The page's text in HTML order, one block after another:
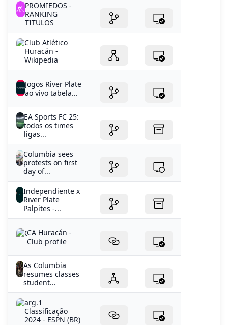
PROMIEDOS -
RANKING
TITULOS
Club Atlético
Huracán -
Wikipedia
Jogos River Plate
ao vivo tabela...
EA Sports FC 25:
todos os times
ligas...
Columbia sees
protests on first
day of...
Independiente x
River Plate
Palpites -...
CA Huracán -
Club profile
As Columbia
resumes classes
student...
arg.1
Classificação
2024 - ESPN (BR)